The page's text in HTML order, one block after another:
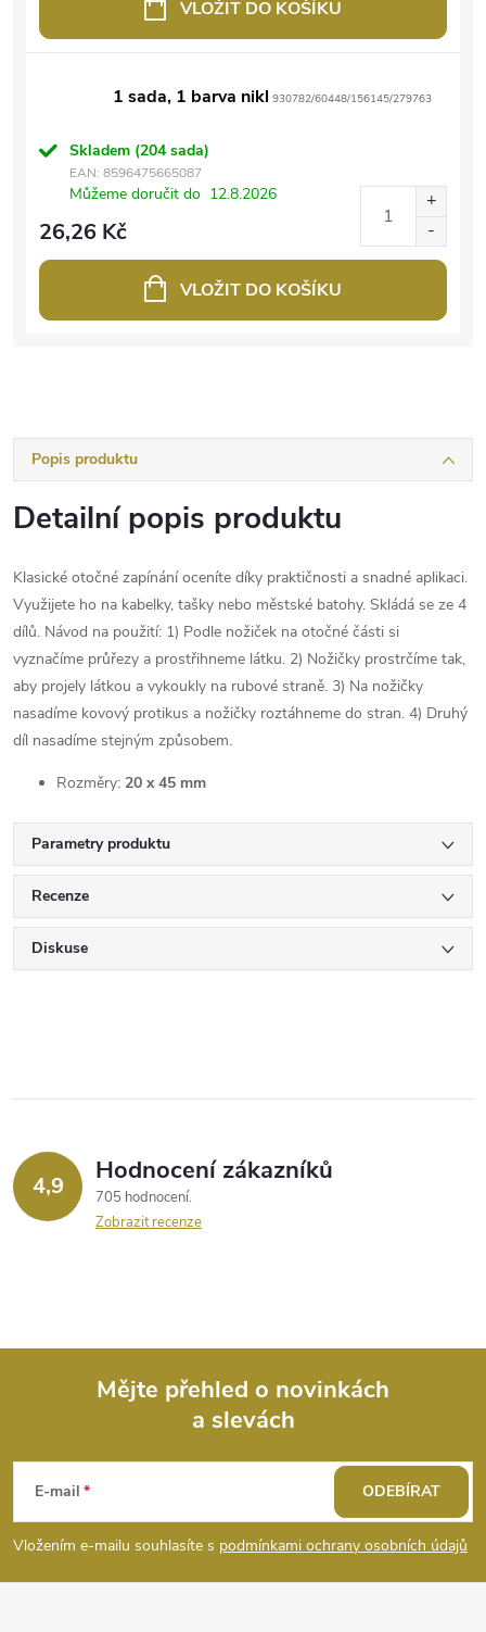
VLOŽIT DO KOŠÍKU
1 sada, 1 barva nikl 930782/60448/156145/279763
Skladem (204 sada)
EAN: 8596475665087
Můžeme doručit do 12.8.2026
26,26 Kč
VLOŽIT DO KOŠÍKU
Popis produktu
Detailní popis produktu
Klasické otočné zapínání oceníte díky praktičnosti a snadné aplikaci.
Využijete ho na kabelky, tašky nebo městské batohy. Skládá se ze 4
dílů. Návod na použití: 1) Podle nožiček na otočné části si
vyznačíme průřezy a prostřihneme látku. 2) Nožičky prostrčíme tak,
aby projely látkou a vykoukly na rubové straně. 3) Na nožičky
nasadíme kovový protikus a nožičky roztáhneme do stran. 4) Druhý
díl nasadíme stejným způsobem.
Rozměry: 20 x 45 mm
Parametry produktu
Recenze
Diskuse
4,9 Hodnocení zákazníků
705 hodnocení
Zobrazit recenze
p
a
Mějte přehled o novinkách
a slevách
E-mail
Vložením e-mailu souhlasíte s podmínkami ochrany osobních údajů
ODEBÍRAT